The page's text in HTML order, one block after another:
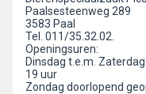
Paalsesteenweg 289
3583 Paal
Tel. 011/35.32.02.
Openingsuren:
Dinsdag t.e.m.
19 uur
Zondag doorlopend